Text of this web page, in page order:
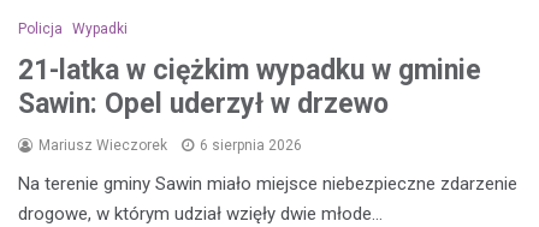
Policja Wypadki
21-latka w ciężkim wypadku w gminie
Sawin: Opel uderzył w drzewo
Mariusz Wieczorek 6 sierpnia 2026
Na terenie gminy Sawin miało miejsce niebezpieczne zdarzenie
drogowe, w którym udział wzięły dwie młode…